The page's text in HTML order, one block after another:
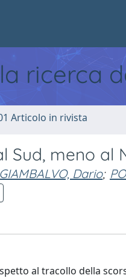
ricerca
Articolo in rivista
Sud, meno al
GIAMBALVO, Dario;
al tracollo della